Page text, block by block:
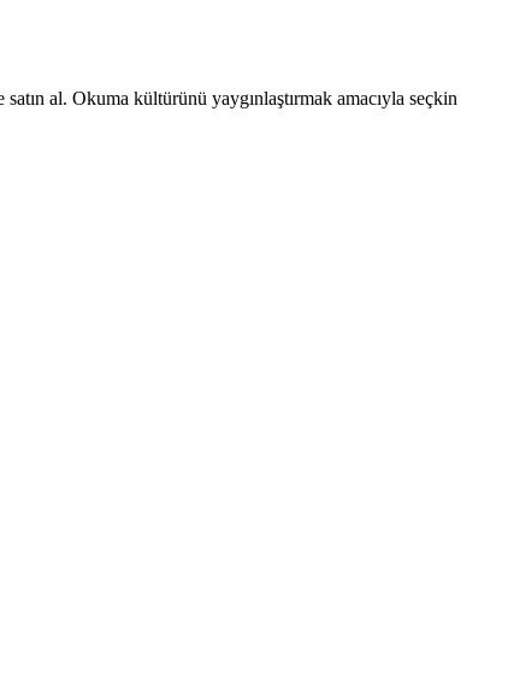
al. Okuma kültürünü yaygınlaştırmak amacıyla seçkin